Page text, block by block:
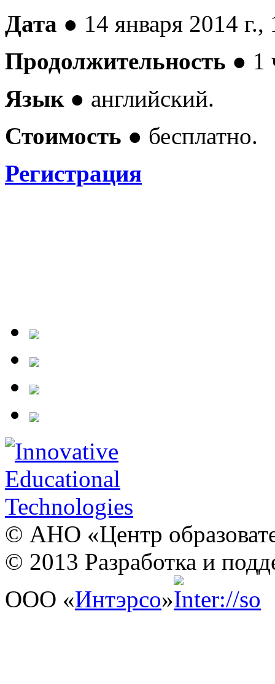
Дата ● 14 января 2014
Продолжительность ● 1
Язык ● английский.
Стоимость ● бесплатно.
Регистрация
© АНО «Центр
© 2013 Разработка и
ООО «Интэрсо»